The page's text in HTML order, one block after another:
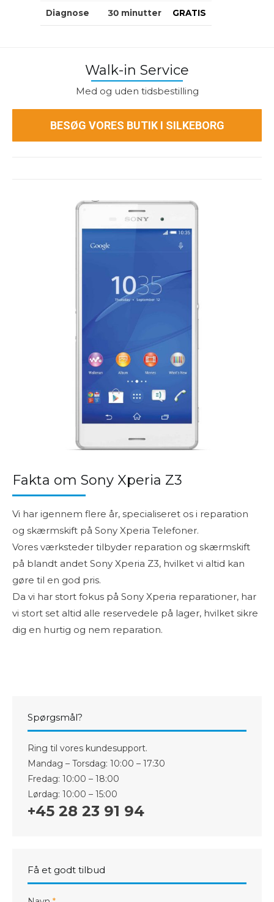
Diagnose 30 minutter GRATIS
Walk-in Service
Med og uden tidsbestilling
BESØG VORES BUTIK I SILKEBORG
Fakta om Sony Xperia Z3
Vi har igennem flere år, specialiseret os i reparation
og skærmskift på Sony Xperia Telefoner.
Vores værksteder tilbyder reparation og skærmskift
på blandt andet Sony Xperia Z3, hvilket vi altid kan
gøre til en god pris.
Da vi har stort fokus på Sony Xperia reparationer, har
vi stort set altid alle reservedele på lager, hvilket sikre
dig en hurtig og nem reparation.
Spørgsmål?
Ring til vores kundesupport.
Mandag – Torsdag: 10:00 – 17:30
Fredag: 10:00 – 18:00
Lørdag: 10:00 – 15:00
+45 28 23 91 94
Få et godt tilbud